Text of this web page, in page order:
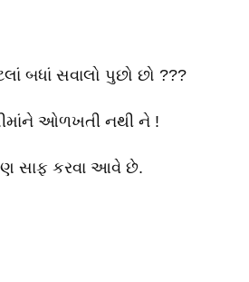
બધાં સવાલો પુછો છો ???
ઓળખતી નથી ને !
સાફ કરવા આવે છે.